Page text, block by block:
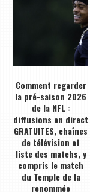
Comment regarder
la pré-saison 2026
de la NFL :
diffusions en direct
GRATUITES, chaînes
de télévision et
liste des matchs, y
compris le match
du Temple de la
renommée